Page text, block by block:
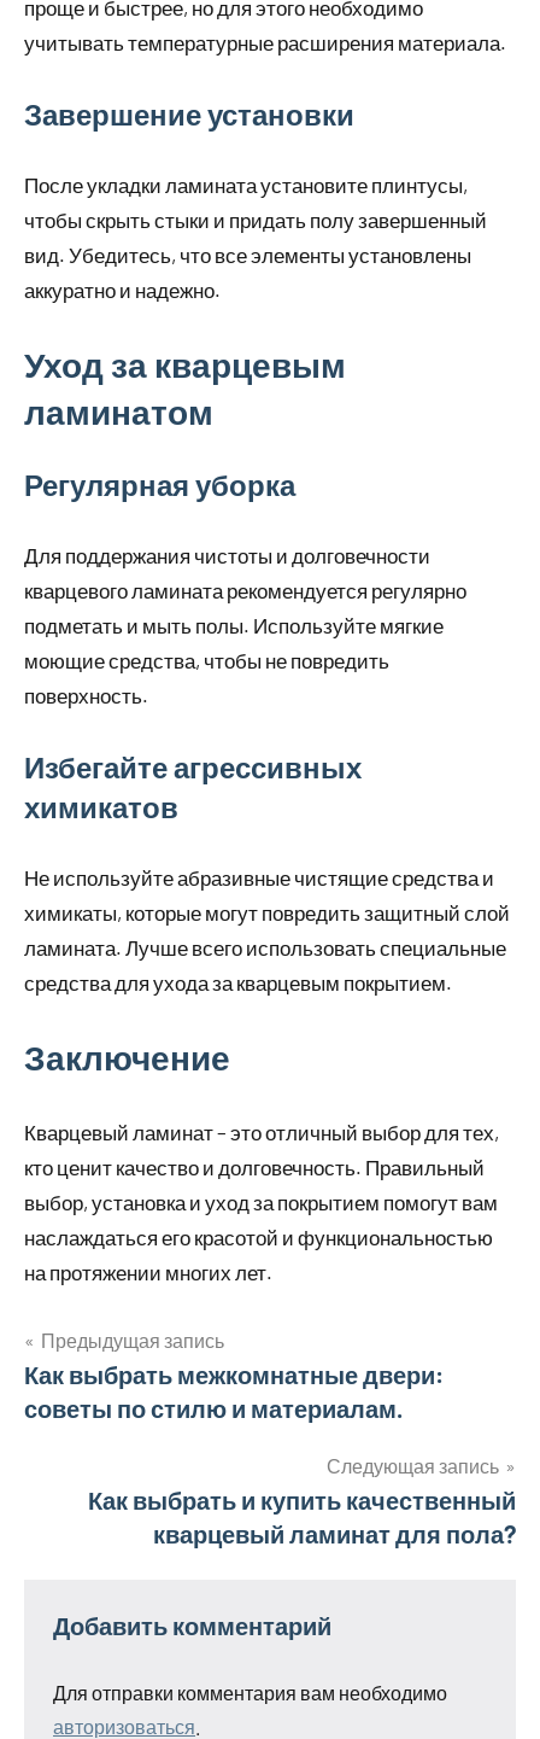
проще и быстрее, но для этого необходимо
учитывать температурные расширения материала.
Завершение установки
После укладки ламината установите плинтусы,
чтобы скрыть стыки и придать полу завершенный
вид. Убедитесь, что все элементы установлены
аккуратно и надежно.
Уход за кварцевым
ламинатом
Регулярная уборка
Для поддержания чистоты и долговечности
кварцевого ламината рекомендуется регулярно
подметать и мыть полы. Используйте мягкие
моющие средства, чтобы не повредить
поверхность.
Избегайте агрессивных
химикатов
Не используйте абразивные чистящие средства и
химикаты, которые могут повредить защитный слой
ламината. Лучше всего использовать специальные
средства для ухода за кварцевым покрытием.
Заключение
Кварцевый ламинат – это отличный выбор для тех,
кто ценит качество и долговечность. Правильный
выбор, установка и уход за покрытием помогут вам
наслаждаться его красотой и функциональностью
на протяжении многих лет.
Навигация
по
Предыдущая запись
Как выбрать межкомнатные двери:
советы по стилю и материалам.
Следующая запись
Как выбрать и купить качественный
кварцевый ламинат для пола?
Добавить комментарий
Для отправки комментария вам необходимо
авторизоваться